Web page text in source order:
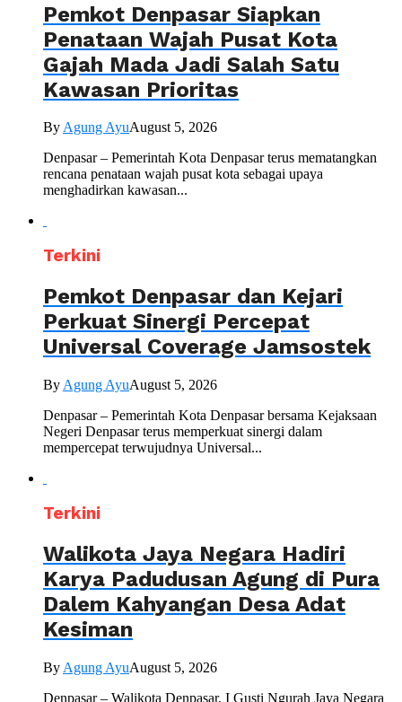
Pemkot Denpasar Siapkan
Penataan Wajah Pusat Kota
Gajah Mada Jadi Salah Satu
Kawasan Prioritas
ByAgung AyuAugust 5, 2026
Denpasar – Pemerintah Kota Denpasar terus mematangkan
rencana penataan wajah pusat kota sebagai upaya
menghadirkan kawasan...
Terkini
Pemkot Denpasar dan Kejari
Perkuat Sinergi Percepat
Universal Coverage Jamsostek
By Agung AyuAugust 5, 2026
Denpasar – Pemerintah Kota Denpasar bersama Kejaksaan
Negeri Denpasar terus memperkuat sinergi dalam
mempercepat terwujudnya Universal...
Terkini
Walikota Jaya Negara Hadiri
Karya Padudusan Agung di Pura
Dalem Kahyangan Desa Adat
Kesiman
By Agung AyuAugust 5, 2026
Denpasar – Walikota Denpasar, I Gusti Ngurah Jaya Negara